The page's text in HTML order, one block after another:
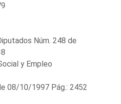
Núm. 248 de
y Empleo
08/10/1997 Pág.: 2452